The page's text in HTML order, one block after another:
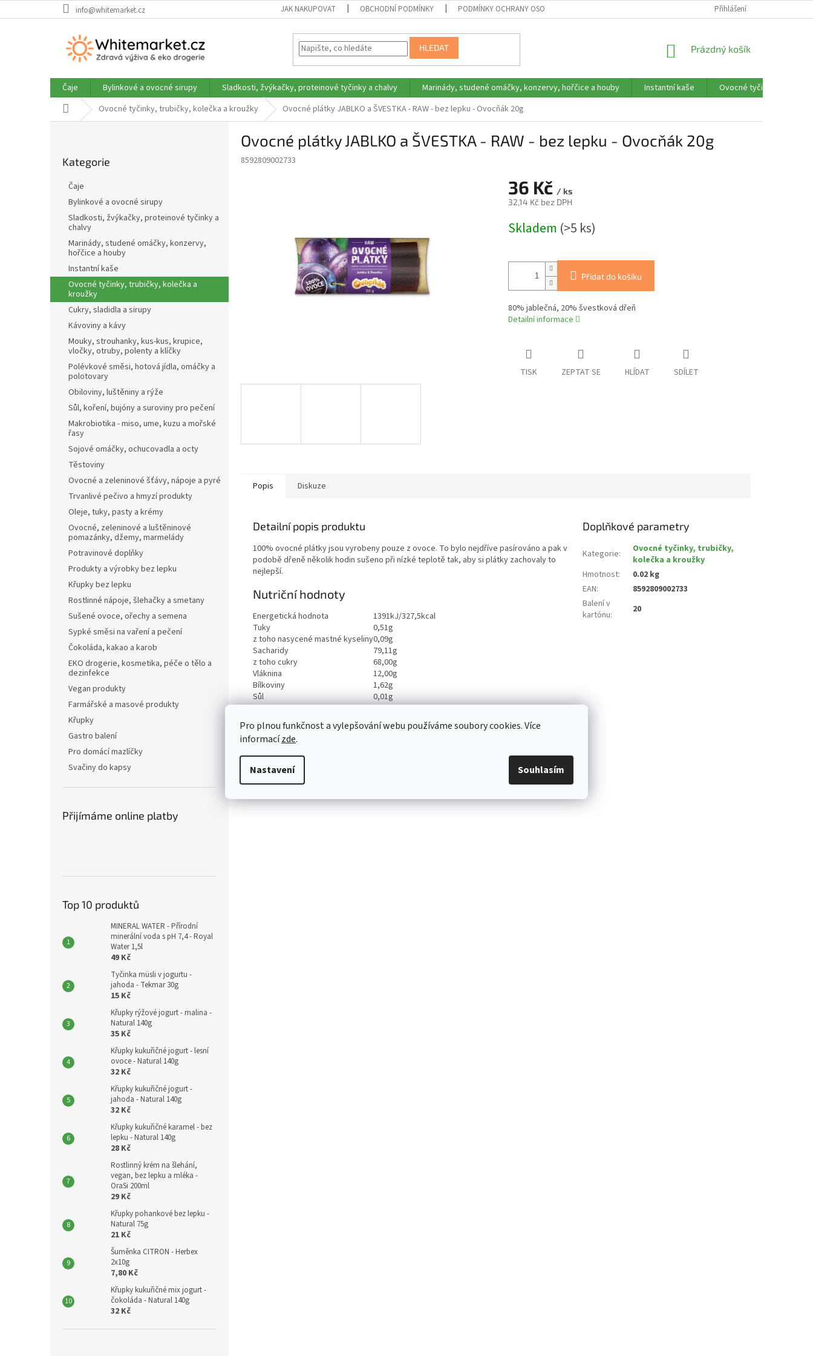
Pro plnou funkčnost a vylepšování webu používáme soubory cookies. Více
informacízde.
Nastavení Souhlasím
na
info@whitemarket.cz JAK NAKUPOVAT OBCHODNÍ PODMÍNKY PODMÍNKY OCHRANY OSOBNÍCH ÚDAJŮ Přihlášení
HLEDAT
NÁKUPNÍ
Prázdný košík
Čaje Bylinkové a ovocné sirupy Sladkosti, žvýkačky, proteinové tyčinky a chalvy Marinády, studené omáčky, konzervy, hořčice a houby Instantní kaše
Ovocné tyčinky,
Domů Ovocné tyčinky, trubičky, kolečka a kroužky Ovocné plátky JABLKO a ŠVESTKA - RAW - bez lepku - Ovocňák 20g
n
l
kategorie
Kategorie
Čaje
Bylinkové a ovocné sirupy
Sladkosti, žvýkačky, proteinové tyčinky a
chalvy
Marinády, studené omáčky, konzervy,
hořčice a houby
Instantní kaše
Ovocné tyčinky, trubičky, kolečka a
kroužky
Cukry, sladidla a sirupy
Kávoviny a kávy
Mouky, strouhanky, kus-kus, krupice,
vločky, otruby, polenty a klíčky
Polévkové směsi, hotová jídla, omáčky a
polotovary
Obiloviny, luštěniny a rýže
Sůl, koření, bujóny a suroviny pro pečení
Makrobiotika - miso, ume, kuzu a mořské
řasy
Sojové omáčky, ochucovadla a octy
Těstoviny
Ovocné a zeleninové šťávy, nápoje a pyré
Trvanlivé pečivo a hmyzí produkty
Oleje, tuky, pasty a krémy
Ovocné, zeleninové a luštěninové
pomazánky, džemy, marmelády
Potravinové doplňky
Produkty a výrobky bez lepku
Křupky bez lepku
Rostlinné nápoje, šlehačky a smetany
Sušené ovoce, ořechy a semena
Sypké směsi na vaření a pečení
Čokoláda, kakao a karob
EKO drogerie, kosmetika, péče o tělo a
dezinfekce
Vegan produkty
Farmářské a masové produkty
Křupky
Gastro balení
Pro domácí mazlíčky
Svačiny do kapsy
Přijímáme online platby
Top 10 produktů
MINERAL WATER - Přírodní
minerální voda s pH 7,4 - Royal
Water 1,5l
49 Kč
Tyčinka müsli v jogurtu -
jahoda - Tekmar 30g
15 Kč
Křupky rýžové jogurt - malina -
Natural 140g
35 Kč
Křupky kukuřičné jogurt - lesní
ovoce - Natural 140g
32 Kč
Křupky kukuřičné jogurt -
jahoda - Natural 140g
32 Kč
Křupky kukuřičné karamel - bez
lepku - Natural 140g
28 Kč
Rostlinný krém na šlehání,
vegan, bez lepku a mléka -
OraSi 200ml
29 Kč
Křupky pohankové bez lepku -
Natural 75g
21 Kč
Šuměnka CITRON - Herbex
2x10g
7,80 Kč
Křupky kukuřičné mix jogurt -
čokoláda - Natural 140g
32 Kč
Ovocné plátky JABLKO a ŠVESTKA - RAW - bez lepku - Ovocňák 20g
8592809002733
36 Kč / ks
32,14 Kč bez DPH
cena:
Skladem (>5 ks)
Přidat do košíku
80% jablečná, 20% švestková dřeň
Detailní informace
TISK ZEPTAT SE HLÍDAT SDÍLET
Popis Diskuze
Detailní popis produktu
100% ovocné plátky jsou vyrobeny pouze z ovoce. To bylo nejdříve pasírováno a pak v
podobě dřeně několik hodin sušeno při nízké teplotě tak, aby si plátky zachovaly to
nejlepší.
Nutriční hodnoty
Energetická hodnota
1391kJ/327,5kcal
Tuky
0,51g
z toho nasycené mastné kyseliny0,09g
Sacharidy
79,11g
z toho cukry
68,00g
Vláknina
12,00g
Bílkoviny
1,62g
Sůl
0,01g
Doplňkové parametry
Kategorie:
Ovocné tyčinky, trubičky,
kolečka a kroužky
Hmotnost:
0.02 kg
EAN:
8592809002733
Balení v
kartónu: 20